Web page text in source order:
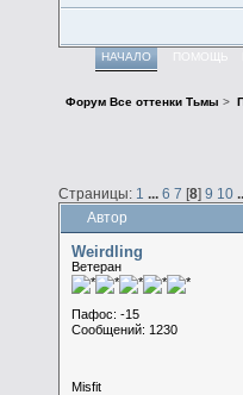
НАЧАЛО ПОМОЩЬ
Форум Все оттенки Тьмы >
Страницы: 1 ... 6 7 [8] 9 10
Автор
Weirdling
Ветеран
Пафос: -15
Сообщений: 1230
Misfit